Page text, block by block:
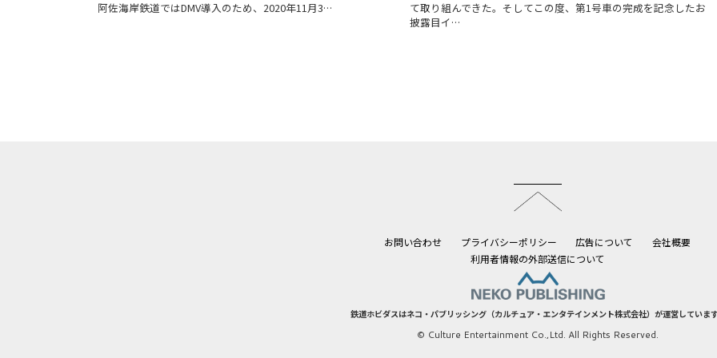
阿佐海岸鉄道ではDMV導入のため、2020年11月3…
て取り組んできた。そしてこの度、第1号車の完成を記念したお
披露目イ…
お問い合わせ プライバシーポリシー 広告について
会社概要
利用者情報の外部送信について
鉄道ホビダスはネコ・パブリッシング（カルチュア・エンタテインメント株式会社）が運営していま
© Culture Entertainment Co.,Ltd. All Rights Reserved.